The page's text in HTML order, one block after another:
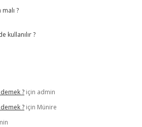
?
kullanılır ?
? için admin
? için Münire